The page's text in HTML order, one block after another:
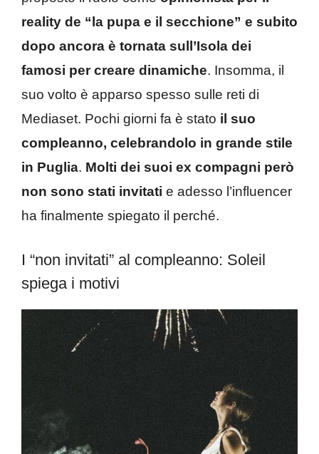
reality de “la pupa e il secchione” e subito
dopo ancora è tornata sull’Isola dei
famosi per creare dinamiche. Insomma, il
suo volto è apparso spesso sulle reti di
Mediaset. Pochi giorni fa è stato il suo
compleanno, celebrandolo in grande stile
in Puglia. Molti dei suoi ex compagni però
non sono stati invitati e adesso l’influencer
ha finalmente spiegato il perché.
I “non invitati” al compleanno: Soleil
spiega i motivi